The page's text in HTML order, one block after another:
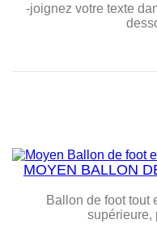
-joignez votre texte
MOYEN BALLON
Ballon de foot tout
supérieure,